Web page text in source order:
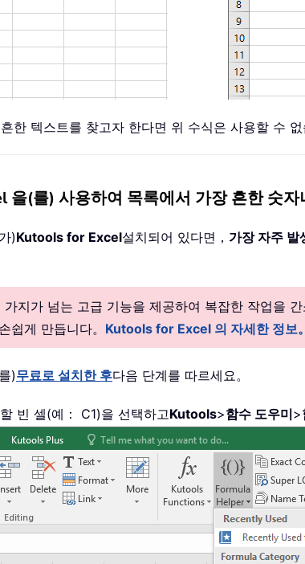
한 텍스트를 찾고자 한다면 위 수식은 사용할 수 없
(를) 사용하여 목록에서 가장 흔한 숫자
)Kutools for Excel설치되어 있다면， 가장 자주 발
지가 넘는 고급 기능을 제공하여 복잡한 작업을
쉽게 만듭니다。 Kutools for Excel 의 자세한 정보
)무료로 설치한 후다음 단계를 따르세요。
빈 셀(예： C1)을 선택하고Kutools>함수 도우미>